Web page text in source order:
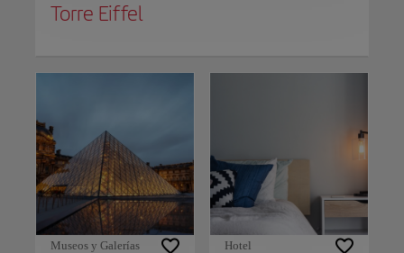
Torre Eiffel
Museos y Galerías Hotel